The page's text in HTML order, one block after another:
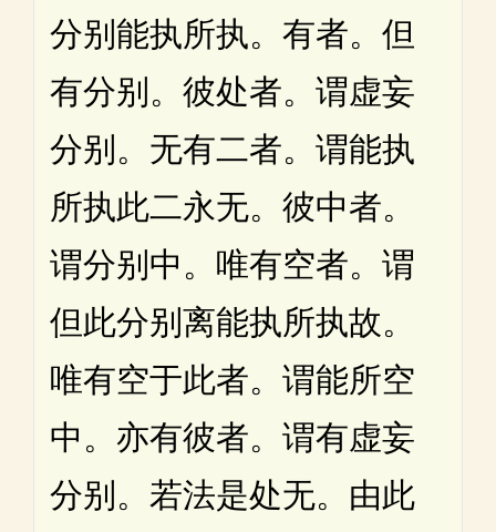
分别能执所执。有者。但
有分别。彼处者。谓虚妄
分别。无有二者。谓能执
所执此二永无。彼中者。
谓分别中。唯有空者。谓
但此分别离能执所执故。
唯有空于此者。谓能所空
中。亦有彼者。谓有虚妄
分别。若法是处无。由此